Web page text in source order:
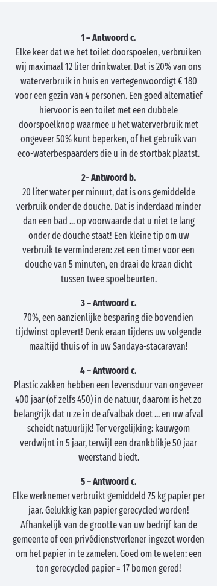
1 – Antwoord c.
Elke keer dat we het toilet doorspoelen, verbruiken
wij maximaal 12 liter drinkwater. Dat is 20% van ons
waterverbruik in huis en vertegenwoordigt € 180
voor een gezin van 4 personen. Een goed alternatief
hiervoor is een toilet met een dubbele
doorspoelknop waarmee u het waterverbruik met
ongeveer 50% kunt beperken, of het gebruik van
eco-waterbespaarders die u in de stortbak plaatst.
2- Antwoord b.
20 liter water per minuut, dat is ons gemiddelde
verbruik onder de douche. Dat is inderdaad minder
dan een bad ... op voorwaarde dat u niet te lang
onder de douche staat! Een kleine tip om uw
verbruik te verminderen: zet een timer voor een
douche van 5 minuten, en draai de kraan dicht
tussen twee spoelbeurten.
3 – Antwoord c.
70%, een aanzienlijke besparing die bovendien
tijdwinst oplevert! Denk eraan tijdens uw volgende
maaltijd thuis of in uw Sandaya-stacaravan!
4 – Antwoord c.
Plastic zakken hebben een levensduur van ongeveer
400 jaar (of zelfs 450) in de natuur, daarom is het zo
belangrijk dat u ze in de afvalbak doet ... en uw afval
scheidt natuurlijk! Ter vergelijking: kauwgom
verdwijnt in 5 jaar, terwijl een drankblikje 50 jaar
weerstand biedt.
5 – Antwoord c.
Elke werknemer verbruikt gemiddeld 75 kg papier per
jaar. Gelukkig kan papier gerecycled worden!
Afhankelijk van de grootte van uw bedrijf kan de
gemeente of een privédienstverlener ingezet worden
om het papier in te zamelen. Goed om te weten: een
ton gerecycled papier = 17 bomen gered!